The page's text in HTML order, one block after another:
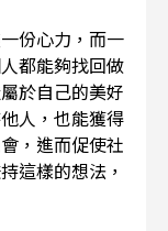
份心力，而一
都能夠找回做
於自己的美好
人，也能獲得
，進而促使社
這樣的想法，